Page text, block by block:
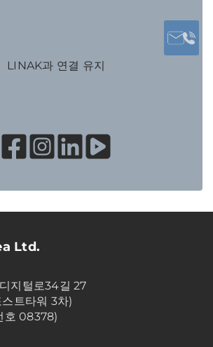
LINAK과 연결 유지
Ltd.
지털로34길 27
트타워 3차)
호 08378)